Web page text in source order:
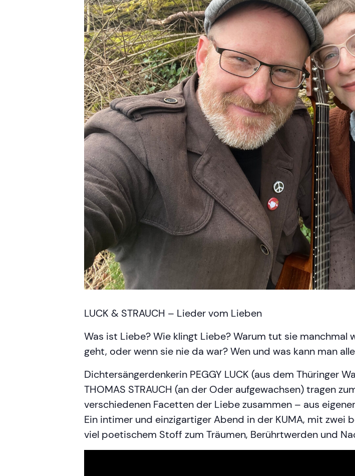
LUCK & STRAUCH – Lieder vom Lieben
Was ist Liebe? Wie klingt Liebe? Warum tut sie manchmal
geht, oder wenn sie nie da war? Wen und was kann man
Dichtersängerdenkerin PEGGY LUCK (aus dem Thüringer
THOMAS STRAUCH (an der Oder aufgewachsen) tragen
verschiedenen Facetten der Liebe zusammen – aus
Ein intimer und einzigartiger Abend in der KUMA, mit zwei
viel poetischem Stoff zum Träumen, Berührtwerden und